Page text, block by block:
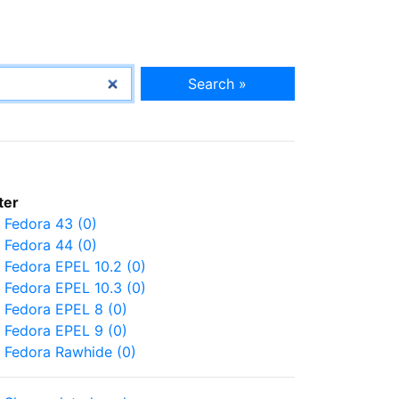
Search »
Fedora 43 (0)
Fedora 44 (0)
Fedora EPEL 10.2 (0)
Fedora EPEL 10.3 (0)
Fedora EPEL 8 (0)
Fedora EPEL 9 (0)
Fedora Rawhide (0)